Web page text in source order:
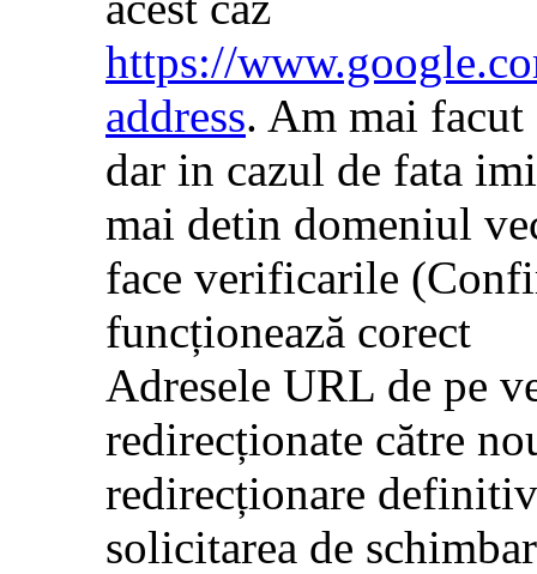
https://
address. Am mai facut
dar in cazul de fata
mai detin domeniul
face verificarile
funcționează corect
Adresele URL de pe
redirecționate către
redirecționare
solicitarea de